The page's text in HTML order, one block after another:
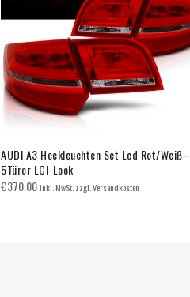
AUDI A3 Heckleuchten Set Led Rot/Weiß–
5Türer LCI-Look
€370.00inkl. MwSt. zzgl. Versandkosten